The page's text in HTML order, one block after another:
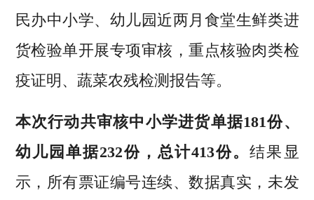
民办中小学、幼儿园近两月食堂生鲜类进
货检验单开展专项审核，重点核验肉类检
疫证明、蔬菜农残检测报告等。
本次行动共审核中小学进货单据181份、
幼儿园单据232份，总计413份。结果显
示，所有票证编号连续、数据真实，未发